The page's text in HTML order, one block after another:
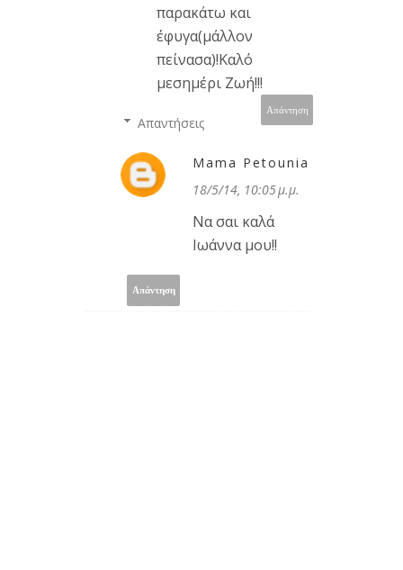
παρακάτω και
έφυγα(μάλλον
πείνασα)!Καλό
μεσημέρι Ζωή!!!
Απάντηση
Απαντήσεις
Mama Petounia
18/5/14, 10:05 μ.μ.
Να σαι καλά
Ιωάννα μου!!
Απάντηση